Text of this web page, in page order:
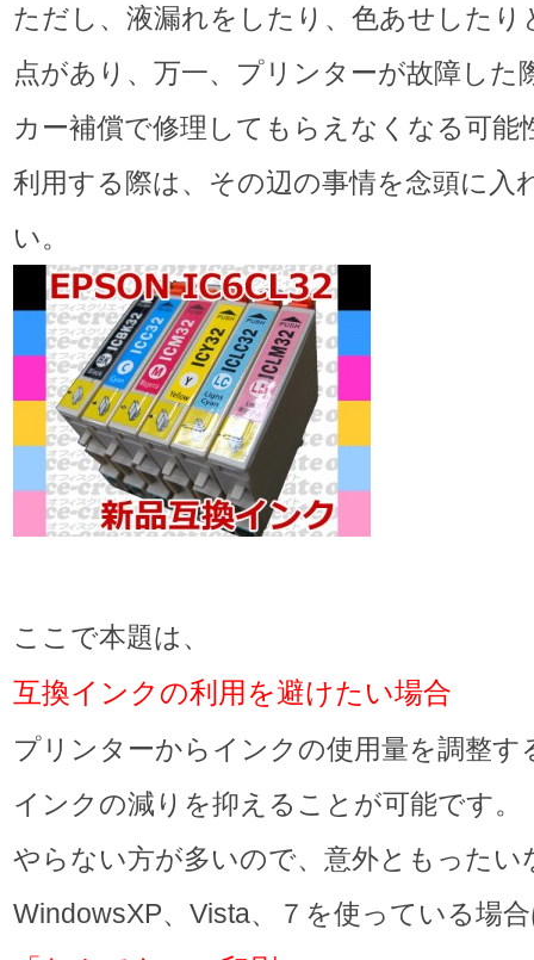
ただし、液漏れをしたり、色あせしたり
点があり、万一、プリンターが故障した
カー補償で修理してもらえなくなる可能
利用する際は、その辺の事情を念頭に入
い。
ここで本題は、
互換インクの利用を避けたい場合
プリンターからインクの使用量を調整す
インクの減りを抑えることが可能です。
やらない方が多いので、意外ともったい
WindowsXP、Vista、７を使っている場